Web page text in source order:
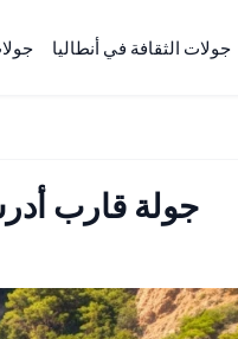
جولات الثقافة في أنطاليا
جولة قارب